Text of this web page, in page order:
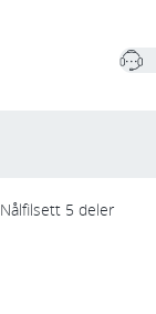
Nålfilsett 5 deler